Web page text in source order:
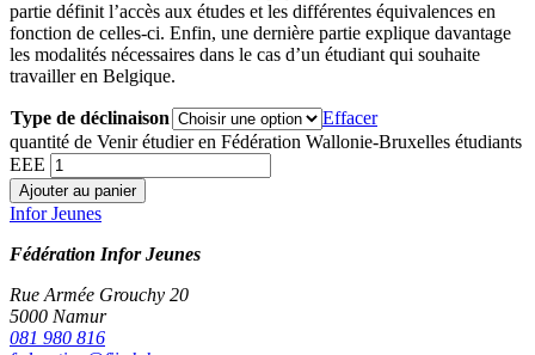
partie définit l’accès aux études et les différentes équivalences en
fonction de celles-ci. Enfin, une dernière partie explique davantage
les modalités nécessaires dans le cas d’un étudiant qui souhaite
travailler en Belgique.
Type de déclinaison
Effacer
quantité de Venir étudier en Fédération Wallonie-Bruxelles étudiants
EEE
Ajouter au panier
Infor Jeunes
Fédération Infor Jeunes
Rue Armée Grouchy 20
5000 Namur
081 980 816